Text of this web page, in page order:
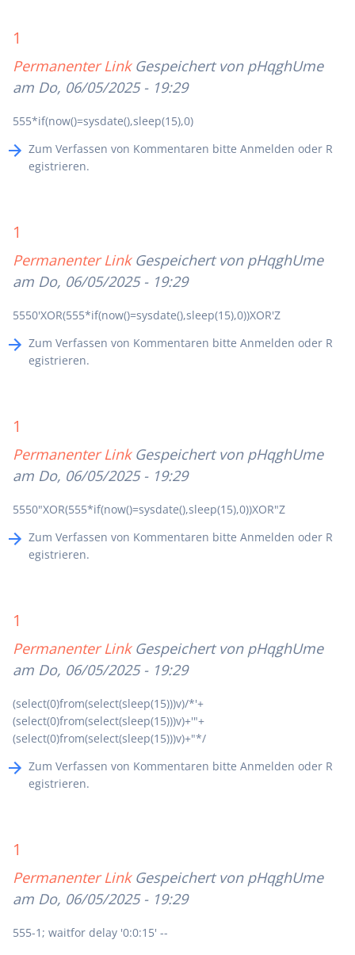
1
Permanenter Link Gespeichert von pHqghUme
am Do, 06/05/2025 - 19:29
555*if(now()=sysdate(),sleep(15),0)
Zum Verfassen von Kommentaren bitte Anmelden oder R
egistrieren.
1
Permanenter Link Gespeichert von pHqghUme
am Do, 06/05/2025 - 19:29
5550'XOR(555*if(now()=sysdate(),sleep(15),0))XOR'Z
Zum Verfassen von Kommentaren bitte Anmelden oder R
egistrieren.
1
Permanenter Link Gespeichert von pHqghUme
am Do, 06/05/2025 - 19:29
5550"XOR(555*if(now()=sysdate(),sleep(15),0))XOR"Z
Zum Verfassen von Kommentaren bitte Anmelden oder R
egistrieren.
1
Permanenter Link Gespeichert von pHqghUme
am Do, 06/05/2025 - 19:29
(select(0)from(select(sleep(15)))v)/*'+
(select(0)from(select(sleep(15)))v)+'"+
(select(0)from(select(sleep(15)))v)+"*/
Zum Verfassen von Kommentaren bitte Anmelden oder R
egistrieren.
1
Permanenter Link Gespeichert von pHqghUme
am Do, 06/05/2025 - 19:29
555-1; waitfor delay '0:0:15' --